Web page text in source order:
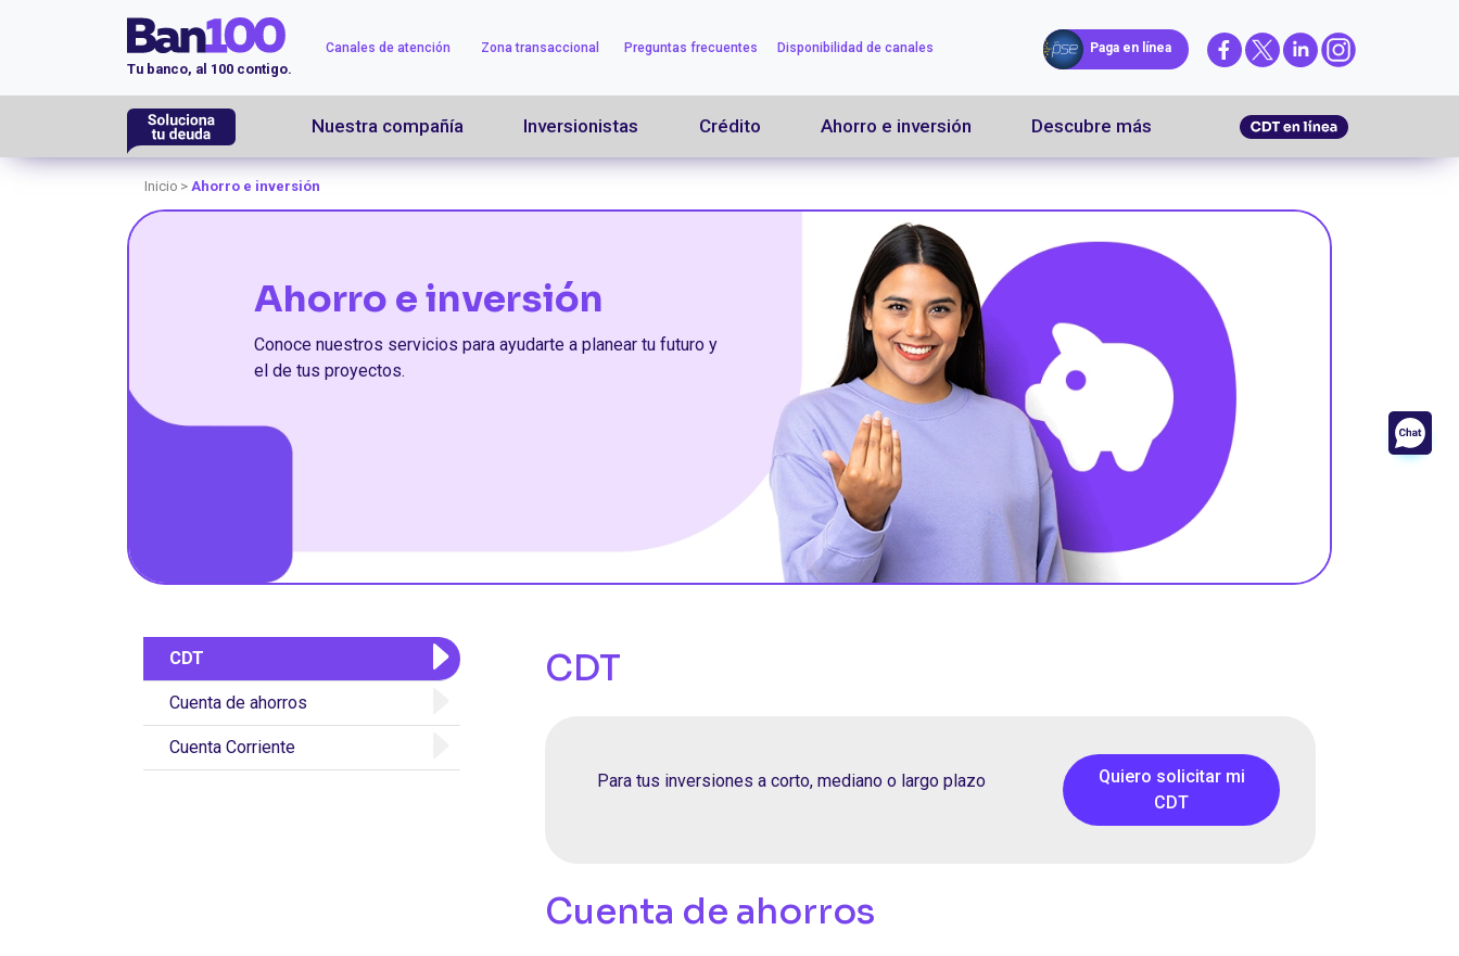
al
principal
Tu banco, al 100 contigo.
Canales de atención Zona transaccional Preguntas frecuentes Disponibilidad de canales
Menú solicitar productos
Paga en línea
Nuestra compañía Inversionistas Crédito Ahorro e inversión Descubre más
Inicio Ahorro e inversión
Ahorro e inversión
Conoce nuestros servicios para ayudarte a planear tu futuro y
el de tus proyectos.
CDT
Cuenta de ahorros
Cuenta Corriente
CDT
Para tus inversiones a corto, mediano o largo plazo
Quiero solicitar mi
CDT
Cuenta de ahorros